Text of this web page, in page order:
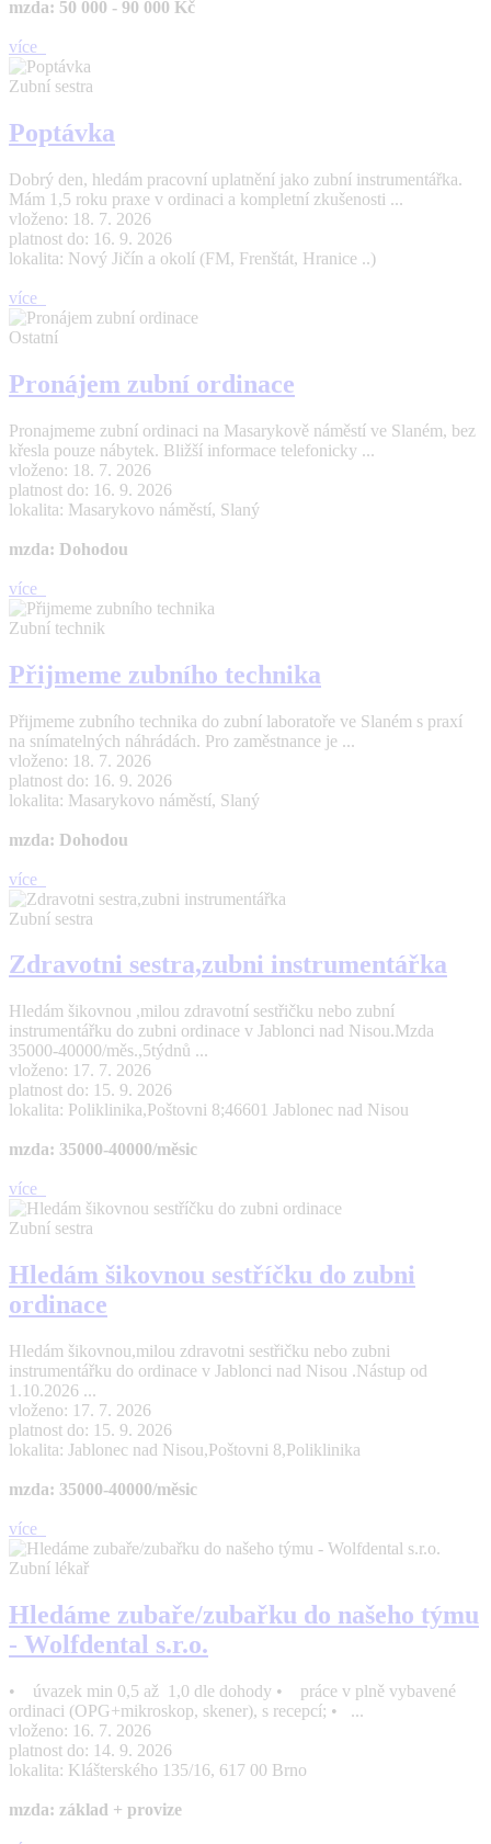
mzda: 50 000 - 90 000 Kč
více
Zubní sestra
Poptávka
Dobrý den, hledám pracovní uplatnění jako zubní instrumentářka.
Mám 1,5 roku praxe v ordinaci a kompletní zkušenosti ...
vloženo: 18. 7. 2026
platnost do: 16. 9. 2026
lokalita: Nový Jičín a okolí (FM, Frenštát, Hranice ..)
více
Ostatní
Pronájem zubní ordinace
Pronajmeme zubní ordinaci na Masarykově náměstí ve Slaném, bez
křesla pouze nábytek. Bližší informace telefonicky ...
vloženo: 18. 7. 2026
platnost do: 16. 9. 2026
lokalita: Masarykovo náměstí, Slaný
mzda: Dohodou
více
Zubní technik
Přijmeme zubního technika
Přijmeme zubního technika do zubní laboratoře ve Slaném s praxí
na snímatelných náhrádách. Pro zaměstnance je ...
vloženo: 18. 7. 2026
platnost do: 16. 9. 2026
lokalita: Masarykovo náměstí, Slaný
mzda: Dohodou
více
Zubní sestra
Zdravotni sestra,zubni instrumentářka
Hledám šikovnou ,milou zdravotní sestřičku nebo zubní
instrumentářku do zubni ordinace v Jablonci nad Nisou.Mzda
35000-40000/měs.,5týdnů ...
vloženo: 17. 7. 2026
platnost do: 15. 9. 2026
lokalita: Poliklinika,Poštovni 8;46601 Jablonec nad Nisou
mzda: 35000-40000/měsic
více
Zubní sestra
Hledám šikovnou sestříčku do zubni
ordinace
Hledám šikovnou,milou zdravotni sestřičku nebo zubni
instrumentářku do ordinace v Jablonci nad Nisou .Nástup od
1.10.2026 ...
vloženo: 17. 7. 2026
platnost do: 15. 9. 2026
lokalita: Jablonec nad Nisou,Poštovni 8,Poliklinika
mzda: 35000-40000/měsic
více
Zubní lékař
Hledáme zubaře/zubařku do našeho týmu
- Wolfdental s.r.o.
• úvazek min 0,5 až 1,0 dle dohody • práce v plně vybavené
ordinaci (OPG+mikroskop, skener), s recepcí; • ...
vloženo: 16. 7. 2026
platnost do: 14. 9. 2026
lokalita: Klášterského 135/16, 617 00 Brno
mzda: základ + provize